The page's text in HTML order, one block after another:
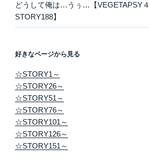
どうして俺は…うぅ…【VEGETAPSY
STORY188】
好きなページから見る
☆STORY1～
☆STORY26～
☆STORY51～
☆STORY76～
☆STORY101～
☆STORY126～
☆STORY151～